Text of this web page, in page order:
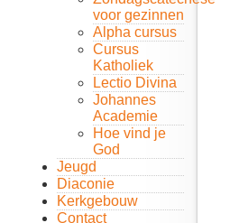
voor gezinnen
Alpha cursus
Cursus
Katholiek
Lectio Divina
Johannes
Academie
Hoe vind je
God
Jeugd
Diaconie
Kerkgebouw
Contact